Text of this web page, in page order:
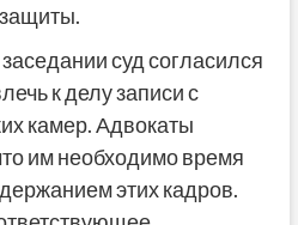
суд согласился
к делу записи с
камер. Адвокаты
им необходимо время
этих кадров.